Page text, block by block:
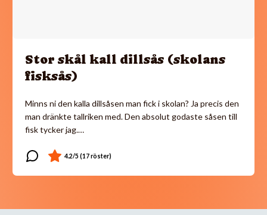
Stor skål kall dillsås (skolans
fisksås)
Minns ni den kalla dillsåsen man fick i skolan? Ja precis den
man dränkte tallriken med. Den absolut godaste såsen till
fisk tycker jag.…